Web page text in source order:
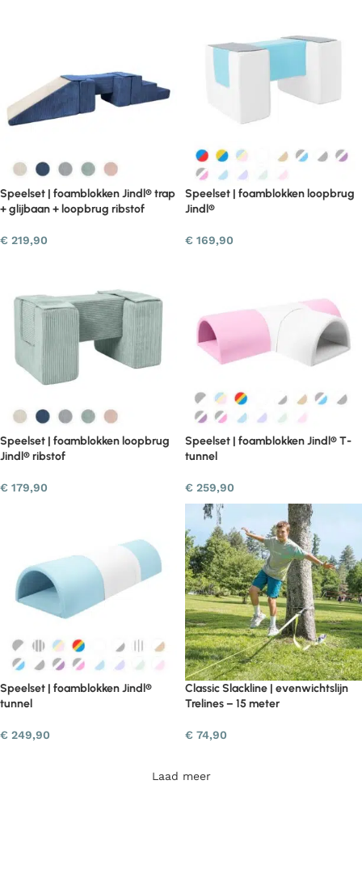
Speelset | foamblokken Jindl® trap
+ glijbaan + loopbrug ribstof
€ 219,90
Speelset | foamblokken loopbrug
Jindl®
€ 169,90
Speelset | foamblokken loopbrug
Jindl® ribstof
€ 179,90
Speelset | foamblokken Jindl® T-
tunnel
€ 259,90
Speelset | foamblokken Jindl®
tunnel
€ 249,90
Classic Slackline | evenwichtslijn
Trelines – 15 meter
€ 74,90
Laad meer